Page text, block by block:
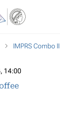
IMPRS Combo II
, 14:00